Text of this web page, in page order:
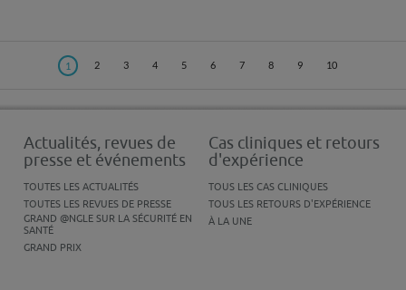
1 2 3 4 5 6 7 8 9 10
Actualités, revues de
presse et événements
TOUTES LES ACTUALITÉS
TOUTES LES REVUES DE PRESSE
GRAND @NGLE SUR LA SÉCURITÉ EN
SANTÉ
GRAND PRIX
Cas cliniques et retours
d'expérience
TOUS LES CAS CLINIQUES
TOUS LES RETOURS D'EXPÉRIENCE
À LA UNE